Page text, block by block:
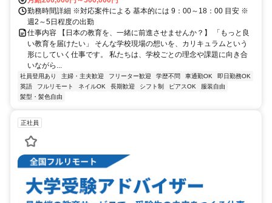
勤務時間詳細 ※対応案件による 基本的には 9：00～18：00 目安 ※
週2～5日程度の出勤
仕事内容 【日本の教育を、一緒に前進させませんか？】 「もっと良
い教育を届けたい」 そんな学校現場の想いを、カリキュラムという
形にしていく仕事です。 私たちは、学校ごとの理念や課題に向き合
いながら...
社員登用あり 主婦・主夫歓迎 フリーター歓迎 学歴不問 車通勤OK
即日勤務OK
英語
フルリモート ネイルOK 長期歓迎 シフト制 ピアスOK
服装自由
髪型・髪色自由
正社員